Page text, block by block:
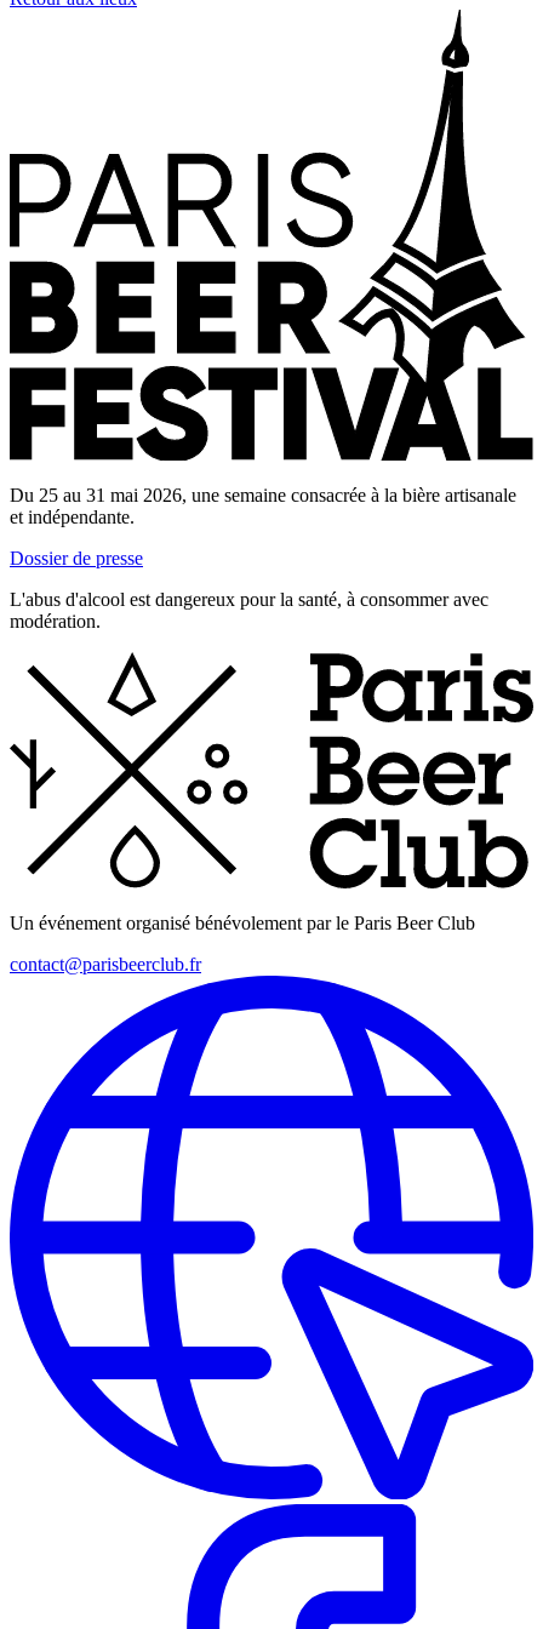
Du 25 au 31 mai 2026, une semaine consacrée à la bière artisanale
et indépendante.
Dossier de presse
L'abus d'alcool est dangereux pour la santé, à consommer avec
modération.
Un événement organisé bénévolement par le Paris Beer Club
contact@parisbeerclub.fr